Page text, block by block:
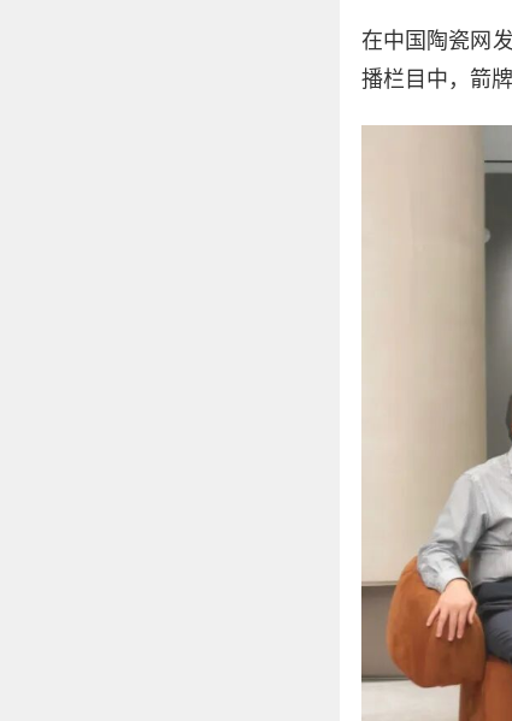
在中国陶瓷网
播栏目中，箭